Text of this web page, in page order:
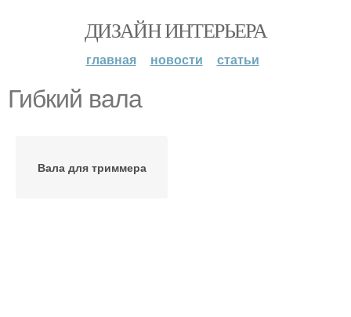
ДИЗАЙН ИНТЕРЬЕРА
главная новости статьи
Гибкий вала
Вала для триммера